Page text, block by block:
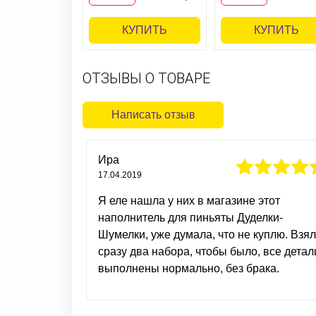
КУПИТЬ КУПИТЬ
ОТЗЫВЫ О ТОВАРЕ
Написать отзыв
Ира
17.04.2019
Я еле нашла у них в магазине этот
наполнитель для пиньяты Дуделки-
Шумелки, уже думала, что не куплю.
сразу два набора, чтобы было, все
выполнены нормально, без брака.